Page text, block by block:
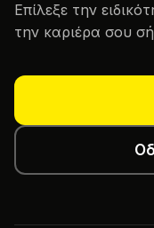
Επίλεξε την
την καριέρα σου